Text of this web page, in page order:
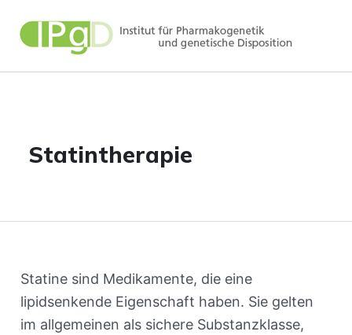
Inhalt
springen
Statintherapie
Statine sind Medikamente, die eine
lipidsenkende Eigenschaft haben. Sie gelten
im allgemeinen als sichere Substanzklasse,